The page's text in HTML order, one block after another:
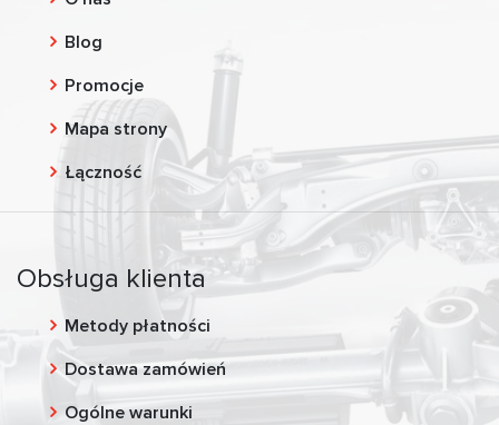
Blog
Promocje
Mapa strony
Łączność
Obsługa klienta
Metody płatności
Dostawa zamówień
Ogólne warunki